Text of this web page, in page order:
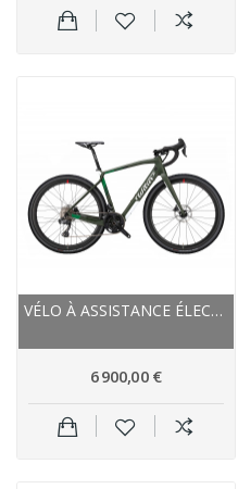
VÉLO À ASSISTANCE ÉLECTRIQUE GRAVEL CARBON -...
6 900,00 €